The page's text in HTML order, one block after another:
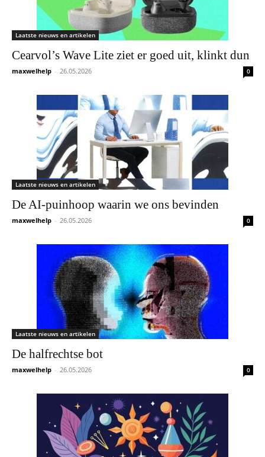
Laatste nieuws en artikelen
Cearvol’s Wave Lite ziet er goed uit, klinkt dun
maxwelhelp - 26.05.2026 0
Laatste nieuws en artikelen
De AI-puinhoop waarin we ons bevinden
maxwelhelp - 26.05.2026 0
Laatste nieuws en artikelen
De halfrechtse bot
maxwelhelp - 26.05.2026 0